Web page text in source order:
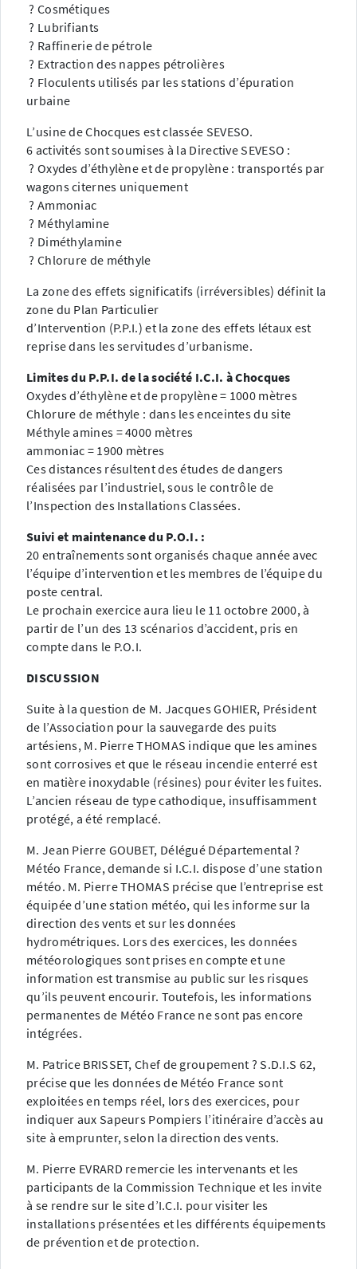
? Cosmétiques
? Lubrifiants
? Raffinerie de pétrole
? Extraction des nappes pétrolières
? Floculents utilisés par les stations d’épuration
urbaine
L’usine de Chocques est classée SEVESO.
6 activités sont soumises à la Directive SEVESO :
? Oxydes d’éthylène et de propylène : transportés par
wagons citernes uniquement
? Ammoniac
? Méthylamine
? Diméthylamine
? Chlorure de méthyle
La zone des effets significatifs (irréversibles) définit la
zone du Plan Particulier
d’Intervention (P.P.I.) et la zone des effets létaux est
reprise dans les servitudes d’urbanisme.
Limites du P.P.I. de la société I.C.I. à Chocques
Oxydes d’éthylène et de propylène = 1000 mètres
Chlorure de méthyle : dans les enceintes du site
Méthyle amines = 4000 mètres
ammoniac = 1900 mètres
Ces distances résultent des études de dangers
réalisées par l’industriel, sous le contrôle de
l’Inspection des Installations Classées.
Suivi et maintenance du P.O.I. :
20 entraînements sont organisés chaque année avec
l’équipe d’intervention et les membres de l’équipe du
poste central.
Le prochain exercice aura lieu le 11 octobre 2000, à
partir de l’un des 13 scénarios d’accident, pris en
compte dans le P.O.I.
DISCUSSION
Suite à la question de M. Jacques GOHIER, Président
de l’Association pour la sauvegarde des puits
artésiens, M. Pierre THOMAS indique que les amines
sont corrosives et que le réseau incendie enterré est
en matière inoxydable (résines) pour éviter les fuites.
L’ancien réseau de type cathodique, insuffisamment
protégé, a été remplacé.
M. Jean Pierre GOUBET, Délégué Départemental ?
Météo France, demande si I.C.I. dispose d’une station
météo. M. Pierre THOMAS précise que l’entreprise est
équipée d’une station météo, qui les informe sur la
direction des vents et sur les données
hydrométriques. Lors des exercices, les données
météorologiques sont prises en compte et une
information est transmise au public sur les risques
qu’ils peuvent encourir. Toutefois, les informations
permanentes de Météo France ne sont pas encore
intégrées.
M. Patrice BRISSET, Chef de groupement ? S.D.I.S 62,
précise que les données de Météo France sont
exploitées en temps réel, lors des exercices, pour
indiquer aux Sapeurs Pompiers l’itinéraire d’accès au
site à emprunter, selon la direction des vents.
M. Pierre EVRARD remercie les intervenants et les
participants de la Commission Technique et les invite
à se rendre sur le site d’I.C.I. pour visiter les
installations présentées et les différents équipements
de prévention et de protection.